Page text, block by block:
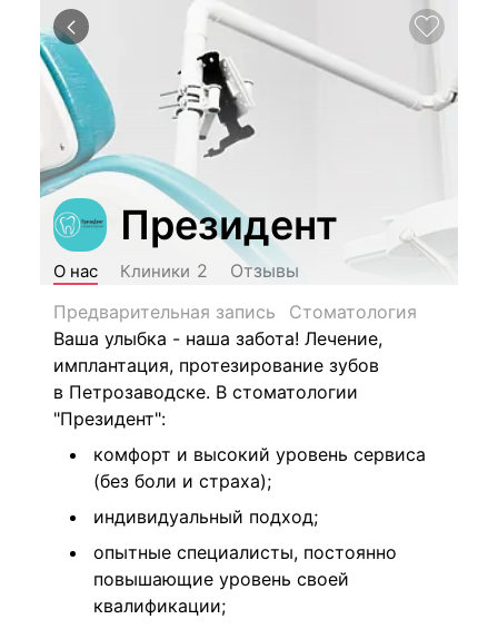
Президент
О нас Клиники 2
Отзывы
Предварительная запись
Стоматология
Ваша улыбка - наша забота! Лечение,
имплантация, протезирование зубов
в Петрозаводске. В стоматологии
"Президент":
комфорт и высокий уровень сервиса
(без боли и страха);
индивидуальный подход;
опытные специалисты, постоянно
повышающие уровень своей
квалификации;